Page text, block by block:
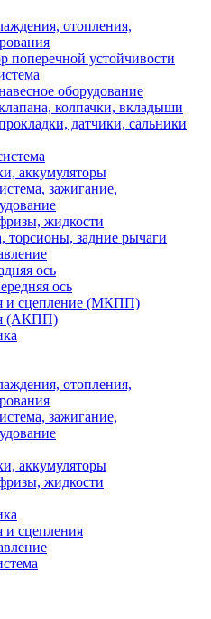
отопления,
поперечной устойчивости
оборудование
колпачки, вкладыши
датчики, сальники
аккумуляторы
зажигание,
жидкости
торсионы, задние рычаги
ось
ось
и сцепление (МКПП)
(АКПП)
отопления,
зажигание,
аккумуляторы
жидкости
и сцепления